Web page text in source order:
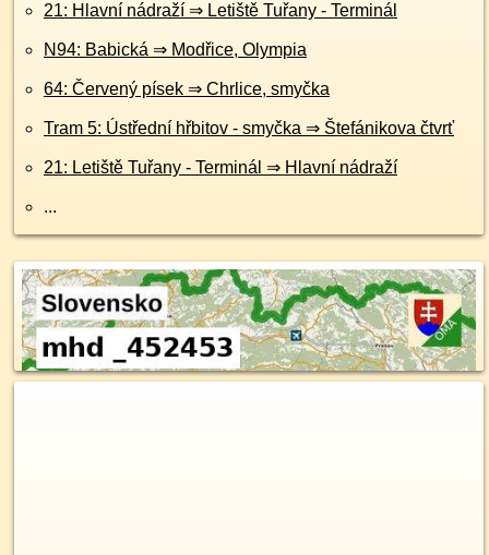
21: Hlavní nádraží ⇒ Letiště Tuřany - Terminál
N94: Babická ⇒ Modřice, Olympia
64: Červený písek ⇒ Chrlice, smyčka
Tram 5: Ústřední hřbitov - smyčka ⇒ Štefánikova čtvrť
21: Letiště Tuřany - Terminál ⇒ Hlavní nádraží
...